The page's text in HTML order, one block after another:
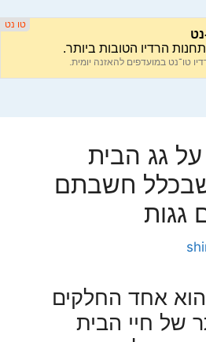
גג הבית
חשבתם
גגות
אחד החלקים
של חיי הבית